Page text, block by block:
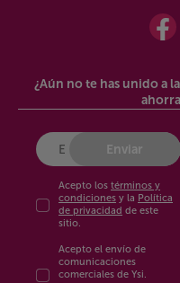
¿Aún no te has unido a
Enviar
Acepto los términos y
condiciones y la Política
de privacidad de este
sitio.
Acepto el envío de
comunicaciones
comerciales de Ysi.